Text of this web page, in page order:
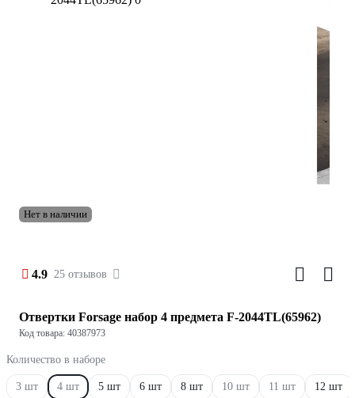
Нет в наличии
4.9 25 отзывов
Отвертки Forsage набор 4 предмета F-2044TL(65962)
Код товара: 40387973
Количество в наборе
3 шт 4 шт 5 шт 6 шт 8 шт 10 шт 11 шт 12 шт